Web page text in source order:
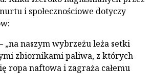
i społecznościowe dotyczy
„na naszym wybrzeżu leża setki
zbiornikami paliwa, z których
ropa naftowa i zagraża całemu